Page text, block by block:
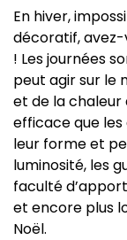
En hiver,
décoratif, avez-
! Les journées
peut agir sur le
et de la chaleur
efficace que les
leur forme et
luminosité, les
faculté
et encore plus
Noël.